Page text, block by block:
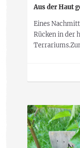
Aus der Haut
Eines
Rücken in der